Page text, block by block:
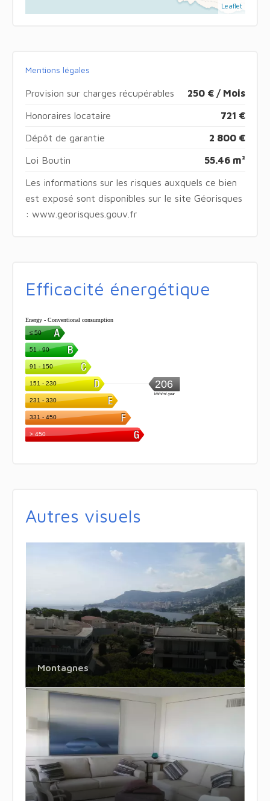
Leaflet
Mentions légales
Provision sur charges récupérables 250 € / Mois
Honoraires locataire 721 €
Dépôt de garantie 2 800 €
Loi Boutin 55.46 m²
Les informations sur les risques auxquels ce bien
est exposé sont disponibles sur le site Géorisques
: www.georisques.gouv.fr
Efficacité énergétique
Autres visuels
Montagnes